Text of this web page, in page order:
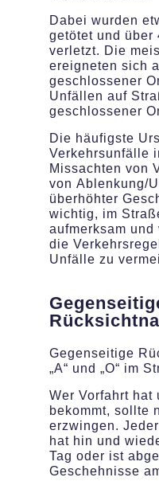
Dabei wurden
getötet und über
verletzt. Die
ereigneten sich
geschlossener
Unfällen auf
geschlossener
Die häufigste
Verkehrsunfälle
Missachten von
von Ablenkung/
überhöhter
wichtig, im
aufmerksam
die
Unfälle zu
Gegenseitige
„A“ und „O“ im
Wer Vorfahrt hat
bekommt, sollte
erzwingen.
hat hin und
Tag oder ist
Geschehnisse